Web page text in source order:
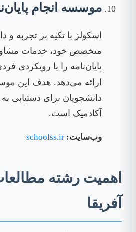
موسسه انجام
اسکولز با تکیه بر تجربه و
متخصص خود، خدمات
پایان‌نامه را با رویکردی
ارائه می‌دهد. هدف این
دانشجویان برای دستیابی به
آکادمیک است.
وب‌سایت: schoolss.ir
اهمیت رشته
آفریقا